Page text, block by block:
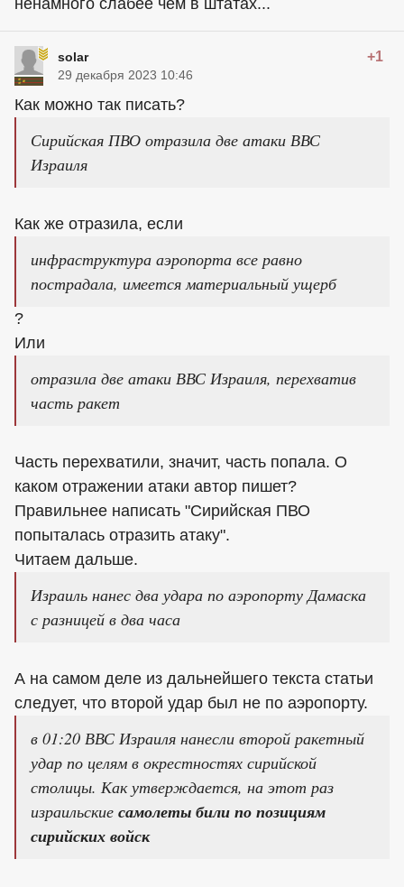
ненамного слабее чем в штатах...
solar +1
29 декабря 2023 10:46
Как можно так писать?
Сирийская ПВО отразила две атаки ВВС
Израиля
Как же отразила, если
инфраструктура аэропорта все равно
пострадала, имеется материальный ущерб
?
Или
отразила две атаки ВВС Израиля, перехватив
часть ракет
Часть перехватили, значит, часть попала. О
каком отражении атаки автор пишет?
Правильнее написать "Сирийская ПВО
попыталась отразить атаку".
Читаем дальше.
Израиль нанес два удара по аэропорту Дамаска
с разницей в два часа
А на самом деле из дальнейшего текста статьи
следует, что второй удар был не по аэропорту.
в 01:20 ВВС Израиля нанесли второй ракетный
удар по целям в окрестностях сирийской
столицы. Как утверждается, на этот раз
израильские самолеты били по позициям
сирийских войск